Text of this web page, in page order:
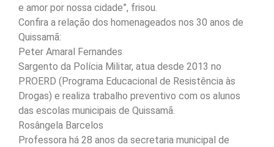
e amor por nossa cidade”, frisou.
Confira a relação dos homenageados nos 30 anos de
Quissamã:
Peter Amaral Fernandes
Sargento da Polícia Militar, atua desde 2013 no
PROERD (Programa Educacional de Resistência às
Drogas) e realiza trabalho preventivo com os alunos
das escolas municipais de Quissamã.
Rosângela Barcelos
Professora há 28 anos da secretaria municipal de